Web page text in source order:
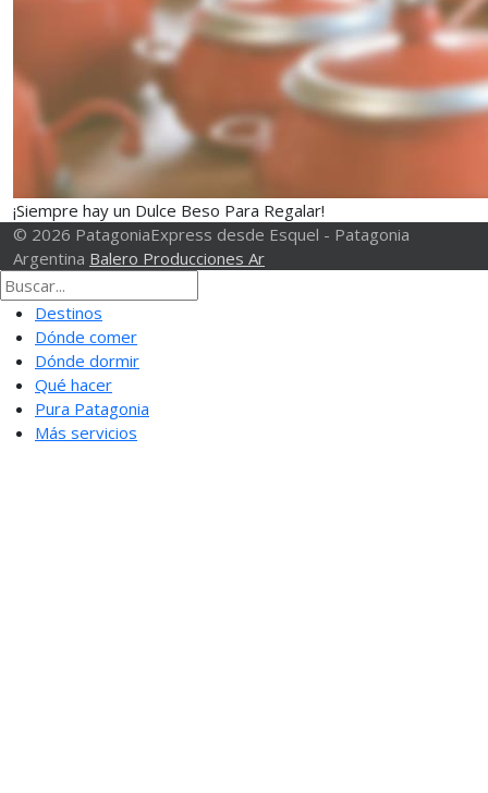
¡Siempre hay un Dulce Beso Para Regalar!
© 2026 PatagoniaExpress desde Esquel - Patagonia
Argentina Balero Producciones Ar
Destinos
Dónde comer
Dónde dormir
Qué hacer
Pura Patagonia
Más servicios